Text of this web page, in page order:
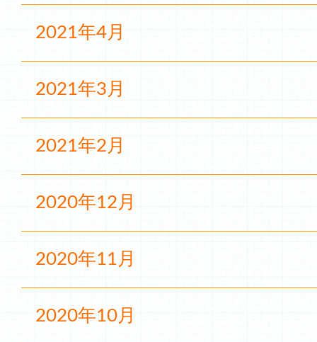
2021年4月
2021年3月
2021年2月
2020年12月
2020年11月
2020年10月